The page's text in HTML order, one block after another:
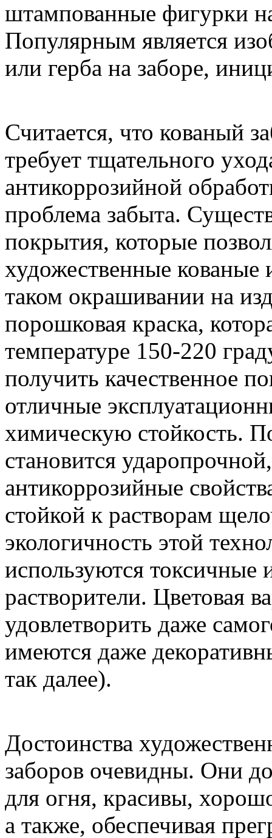
штампованные фигурки
Популярным является
или герба на заборе,
Считается, что кованый
требует тщательного
антикоррозийной
проблема забыта.
покрытия, которые
художественные кованые
таком окрашивании на
порошковая краска,
температуре 150-220
получить качественное
отличные
химическую стойкость.
становится
антикоррозийные
стойкой к растворам
экологичность этой
используются токсичные
растворители. Цветовая
удовлетворить даже
имеются даже
так далее).
Достоинства
заборов очевидны. Они
для огня, красивы,
а также, обеспечивая